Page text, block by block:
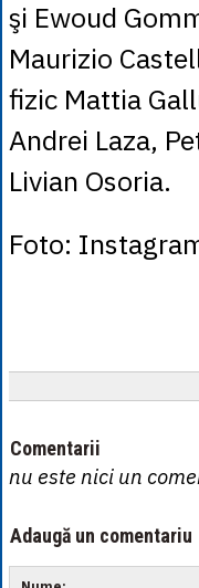
şi Ewoud
Maurizio
fizic Mattia
Andrei Laza,
Livian Osoria.
Foto:
Comentarii
nu este nici un
Adaugă un comentariu